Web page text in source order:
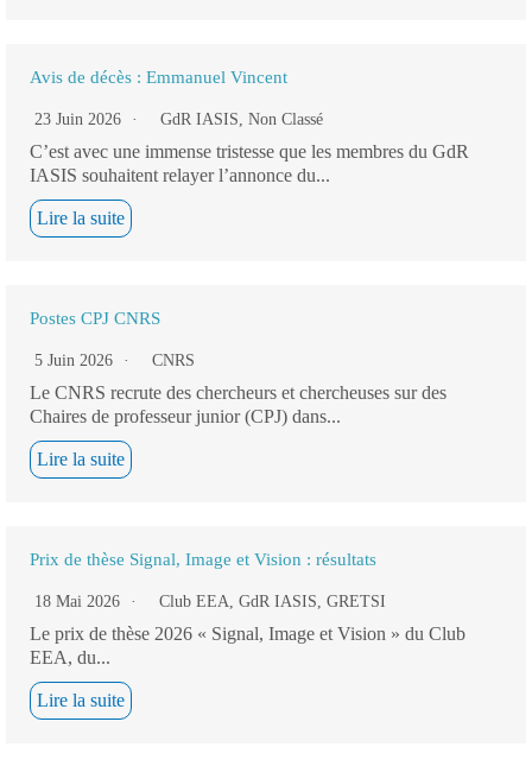
Avis de décès : Emmanuel Vincent
23 Juin 2026 GdR IASIS Non Classé
C’est avec une immense tristesse que les membres du GdR
IASIS souhaitent relayer l’annonce du...
Lire la suite
Postes CPJ CNRS
5 Juin 2026 CNRS
Le CNRS recrute des chercheurs et chercheuses sur des
Chaires de professeur junior (CPJ) dans...
Lire la suite
Prix de thèse Signal, Image et Vision : résultats
18 Mai 2026 Club EEA GdR IASIS GRETSI
Le prix de thèse 2026 « Signal, Image et Vision » du Club
EEA, du...
Lire la suite